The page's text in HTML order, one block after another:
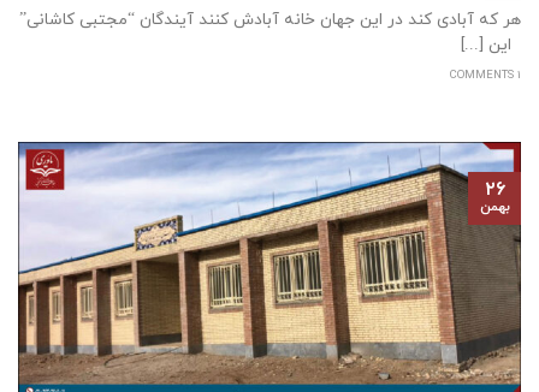
هر که آبادی کند در این جهان خانه آبادش کنند آیندگان “مجتبی کاشانی”
این [...]
1 COMMENTS
۲۶
بهمن